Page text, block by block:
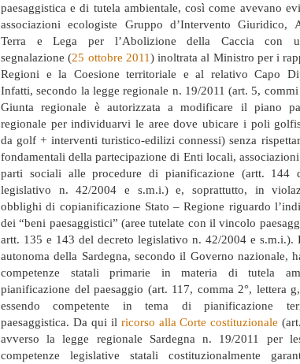
paesaggistica e di tutela ambientale, così come avevano
associazioni ecologiste Gruppo d’Intervento Giuridico,
Terra e Lega per l’Abolizione della Caccia con
segnalazione (25 ottobre 2011) inoltrata al Ministro per i
Regioni e la Coesione territoriale e al relativo Capo
Infatti, secondo la legge regionale n. 19/2011 (art. 5, commi
Giunta regionale è autorizzata a modificare il piano
regionale per individuarvi le aree dove ubicare i poli
da golf + interventi turistico-edilizi connessi) senza
fondamentali della partecipazione di Enti locali,
parti sociali alle procedure di pianificazione (artt. 144
legislativo n. 42/2004 e s.m.i.) e, soprattutto, in
obblighi di copianificazione Stato – Regione riguardo
dei “beni paesaggistici” (aree tutelate con il vincolo
artt. 135 e 143 del decreto legislativo n. 42/2004 e s.m.i.).
autonoma della Sardegna, secondo il Governo nazionale,
competenze statali primarie in materia di tutela
pianificazione del paesaggio (art. 117, comma 2°, lettera
essendo competente in tema di pianificazione
paesaggistica. Da qui il ricorso alla Corte costituzionale
avverso la legge regionale Sardegna n. 19/2011 per
competenze legislative statali costituzionalmente